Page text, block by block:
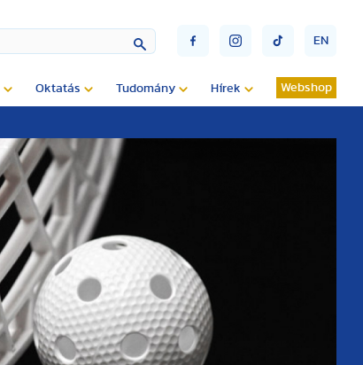
EN
Oktatás Tudomány Hírek Webshop